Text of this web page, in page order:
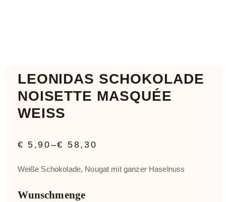
LEONIDAS SCHOKOLADE
NOISETTE MASQUÉE
WEISS
€ 5,90–€ 58,30
PREISSPANNE:
BIS
Weiße Schokolade, Nougat mit ganzer Haselnuss
Wunschmenge